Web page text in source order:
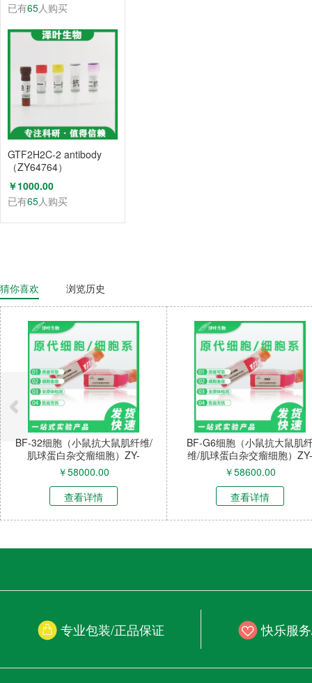
已有65人购买
GTF2H2C-2 antibody
（ZY64764）
￥1000.00
已有65人购买
猜你喜欢 浏览历史
BF-32细胞（小鼠抗大鼠肌纤维/
肌球蛋白杂交瘤细胞）ZY-
C61009M
￥58000.00
查看详情
BF-G6细胞（小鼠抗大鼠肌
维/肌球蛋白杂交瘤细胞）ZY-
C61013M
￥58600.00
查看详情
专业包装/正品保证 快乐服